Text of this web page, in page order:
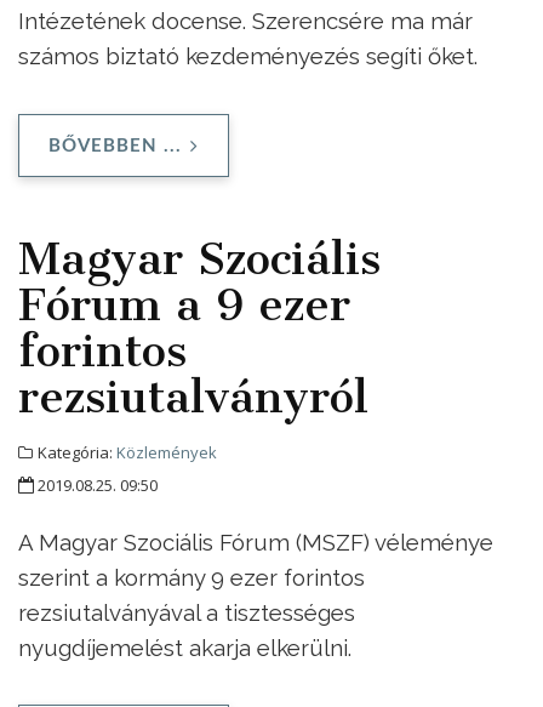
Intézetének docense. Szerencsére ma már
számos biztató kezdeményezés segíti őket.
BŐVEBBEN ...
Magyar Szociális
Fórum a 9 ezer
forintos
rezsiutalványról
Kategória: Közlemények
2019.08.25. 09:50
A Magyar Szociális Fórum (MSZF) véleménye
szerint a kormány 9 ezer forintos
rezsiutalványával a tisztességes
nyugdíjemelést akarja elkerülni.